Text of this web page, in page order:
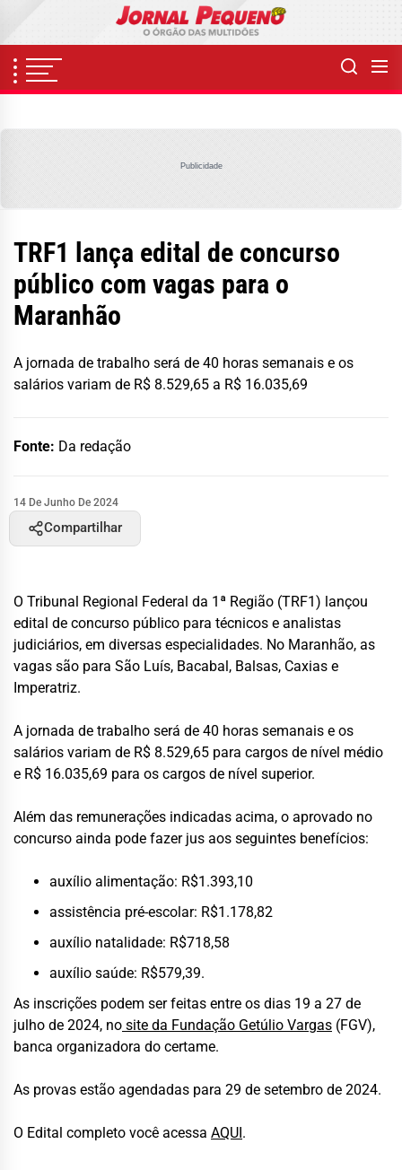
content
Publicidade
TRF1 lança edital de concurso
público com vagas para o
Maranhão
A jornada de trabalho será de 40 horas semanais e os
salários variam de R$ 8.529,65 a R$ 16.035,69
Fonte: Da redação
14 De Junho De 2024
Compartilhar
O Tribunal Regional Federal da 1ª Região (TRF1) lançou
edital de concurso público para técnicos e analistas
judiciários, em diversas especialidades. No Maranhão, as
vagas são para São Luís, Bacabal, Balsas, Caxias e
Imperatriz.
A jornada de trabalho será de 40 horas semanais e os
salários variam de R$ 8.529,65 para cargos de nível médio
e R$ 16.035,69 para os cargos de nível superior.
Além das remunerações indicadas acima, o aprovado no
concurso ainda pode fazer jus aos seguintes benefícios:
auxílio alimentação: R$1.393,10
assistência pré-escolar: R$1.178,82
auxílio natalidade: R$718,58
auxílio saúde: R$579,39.
As inscrições podem ser feitas entre os dias 19 a 27 de
julho de 2024, no site da Fundação Getúlio Vargas (FGV),
banca organizadora do certame.
As provas estão agendadas para 29 de setembro de 2024.
O Edital completo você acessa AQUI.